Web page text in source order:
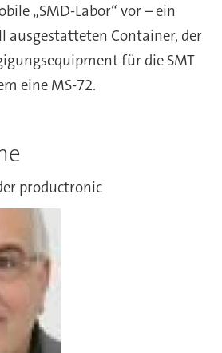
„SMD-Labor“ vor – ein
ausgestatteten Container, der
für die SMT
eine MS-72.
productronic